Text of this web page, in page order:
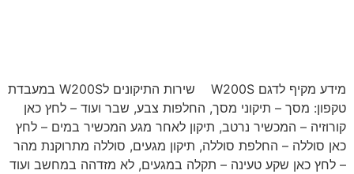
מידע מקיף לדגם W200S שירות התיקונים לW200S במעבדת
טקפון: מסך – תיקוני מסך, החלפות צבע, שבר ועוד – לחץ כאן
קורוזיה – המכשיר נרטב, תיקון לאחר מגע המכשיר במים – לחץ
כאן סוללה – החלפת סוללה, תיקון מגעים, סוללה מתרוקנת מהר
– לחץ כאן שקע טעינה – תקלה במגעים, לא מזדהה במחשב ועוד